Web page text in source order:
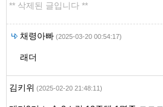
** 삭제된 글입니다 **
채령아빠 (2025-03-20 00:54:17)
래더
김키위 (2025-02-20 21:48:11)